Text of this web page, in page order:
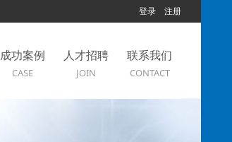
登录 注册
成功案例
CASE
人才招聘
JOIN
联系我们
CONTACT